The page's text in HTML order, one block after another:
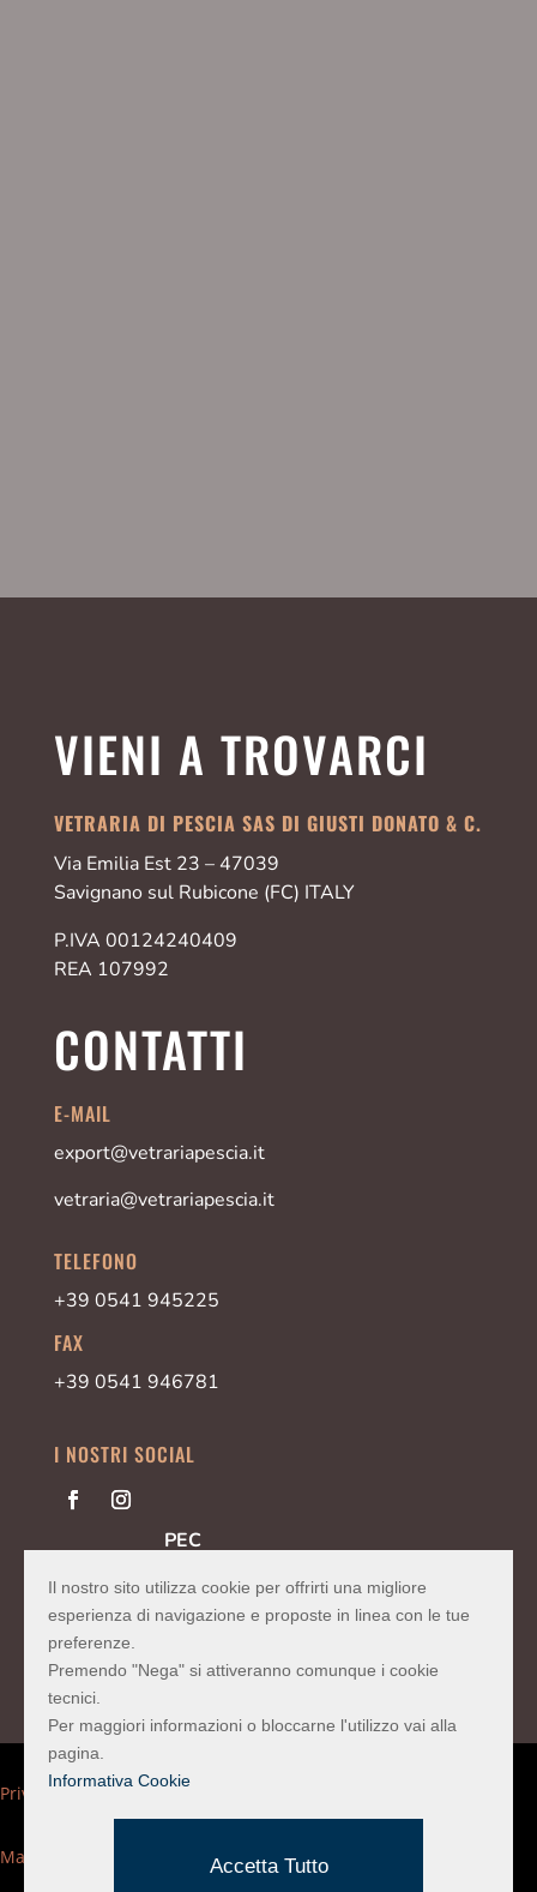
VIENI A TROVARCI
VETRARIA DI PESCIA SAS DI GIUSTI DONATO & C.
Via Emilia Est 23 – 47039
Savignano sul Rubicone (FC) ITALY
P.IVA 00124240409
REA 107992
CONTATTI
E-MAIL
export@vetrariapescia.it
vetraria@vetrariapescia.it
TELEFONO
+39 0541 945225
FAX
+39 0541 946781
I NOSTRI SOCIAL
PEC
Codice SDI2LCMINU
Privacy Policy
Mappa del sito
Il nostro sito utilizza cookie per offrirti una migliore
esperienza di navigazione e proposte in linea con le tue
preferenze.
Premendo "Nega" si attiveranno comunque i cookie
tecnici.
Per maggiori informazioni o bloccarne l'utilizzo vai alla
pagina.
Informativa Cookie
Accetta Tutto